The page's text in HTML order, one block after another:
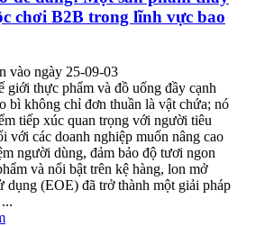
chơi B2B trong lĩnh vực bao
vào ngày 25-09-03
giới thực phẩm và đồ uống đầy cạnh
bì không chỉ đơn thuần là vật chứa; nó
tiếp xúc quan trọng với người tiêu
với các doanh nghiệp muốn nâng cao
người dùng, đảm bảo độ tươi ngon
và nổi bật trên kệ hàng, lon mở
dụng (EOE) đã trở thành một giải pháp